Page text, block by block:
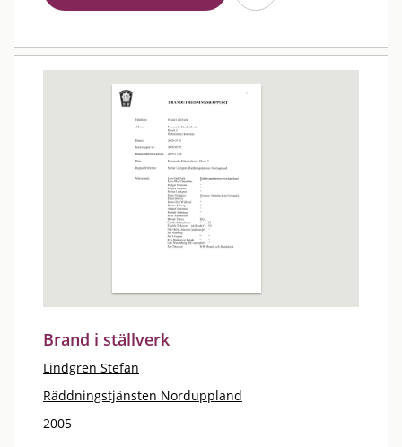
Brand i ställverk
Lindgren Stefan
Räddningstjänsten Norduppland
2005